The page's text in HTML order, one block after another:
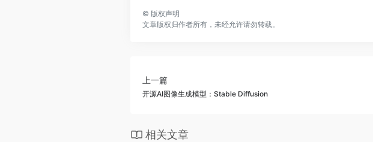
© 版权声明
文章版权归作者所有，未经允许请勿转载。
上一篇
开源AI图像生成模型：Stable Diffusion
相关文章